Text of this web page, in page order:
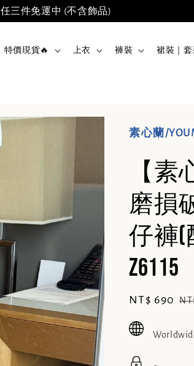
任三件免運中 (不含飾品)
特價現貨🔥 上衣 褲裝 裙裝｜套
素心蘭/
【素
磨損
仔褲(
Z6115
Sale
NT$ 690